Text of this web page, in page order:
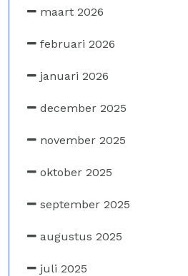
maart 2026
februari 2026
januari 2026
december 2025
november 2025
oktober 2025
september 2025
augustus 2025
juli 2025